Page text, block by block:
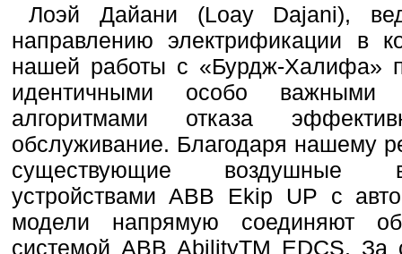
Лоэй Дайани (Loay Dajani),
направлению электрификации в
нашей работы с «Бурдж-Халифа»
идентичными особо
алгоритмами отказа
обслуживание. Благодаря нашему
существующие воздушные
устройствами ABB Ekip UP с
модели напрямую соединяют
системой ABB AbilityTM EDCS.